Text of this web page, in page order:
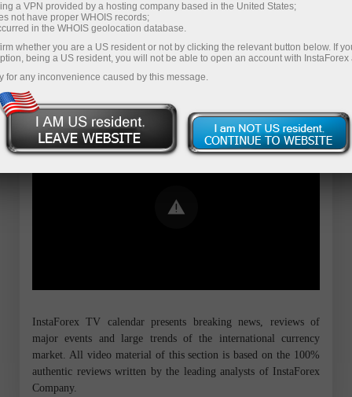
การฝากเงิน
การถอนเงิน
Error loading YouTube: Video could not
be played
InstaForex TV calendar presents breaking news, reviews of
major events and large trends of the international currency
market. All video material of this section is based on the 100%
authentic reviews written by the leading analysts of InstaForex
Company.
a VPN provided by a hosting company based in the United States;
not have proper WHOIS records;
in the WHOIS geolocation database.
whether you are a US resident or not by clicking the relevant button below. If
being a US resident, you will not be able to open an account with InstaForex
for any inconvenience caused by this message.